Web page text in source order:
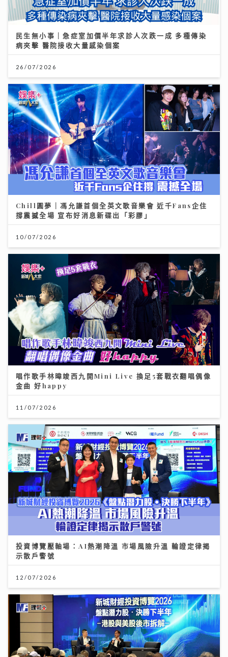
民生無小事｜急症室加價半年求診人次跌一成 多種傳染
病夾擊 醫院接收大量感染個案
26/07/2026
Chill圓夢｜馮允謙首個全英文歌音樂會 近千Fans企住
撐震撼全場 宣布好消息新碟出「彩膠」
10/07/2026
唱作歌手林暐竣西九開Mini Live 換足5套戰衣翻唱偶像
金曲 好happy
11/07/2026
投資博覽壓軸場：AI熱潮降溫 市場風險升溫 輪證定律揭
12/07/2026